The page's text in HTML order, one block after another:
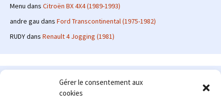
Gérer le consentement aux
cookies
Menu dans Citroën BX 4X4 (1989-1993)
andre gau dans Ford Transcontinental (1975-1982)
RUDYdans Renault 4 Jogging (1981)
Le site en quelques mots
: passionné d'automobile ancienne depuis de